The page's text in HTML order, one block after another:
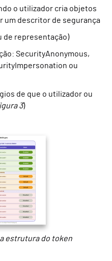
o utilizador cria objetos
um descritor de segurança
de representação)
SecurityAnonymous,
ou
de que o utilizador ou
3)
estrutura do token